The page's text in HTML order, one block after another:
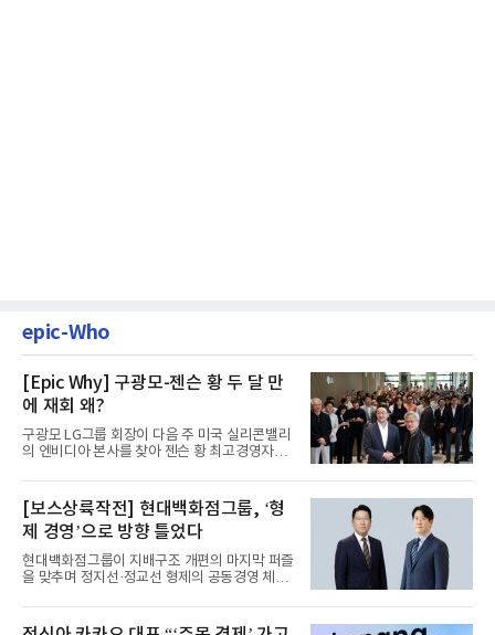
epic-Who
[Epic Why] 구광모-젠슨 황 두 달 만
에 재회 왜?
구광모 LG그룹 회장이 다음 주 미국 실리콘밸리
의 엔비디아 본사를 찾아 젠슨 황 최고경영자
[보스상륙작전] 현대백화점그룹, ‘형
제 경영’으로 방향 틀었다
현대백화점그룹이 지배구조 개편의 마지막 퍼즐
을 맞추며 정지선·정교선 형제의 공동경영 체제